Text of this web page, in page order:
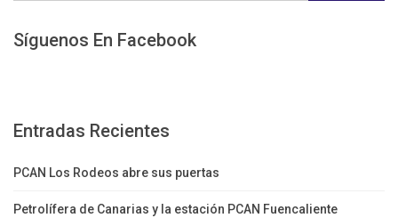
Síguenos En Facebook
Entradas Recientes
PCAN Los Rodeos abre sus puertas
Petrolífera de Canarias y la estación PCAN Fuencaliente